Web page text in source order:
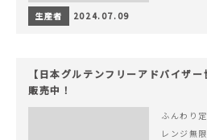
生産者 2024.07.09
【日本グルテンフリーアドバイザ
販売中！
ふんわり
レンジ無